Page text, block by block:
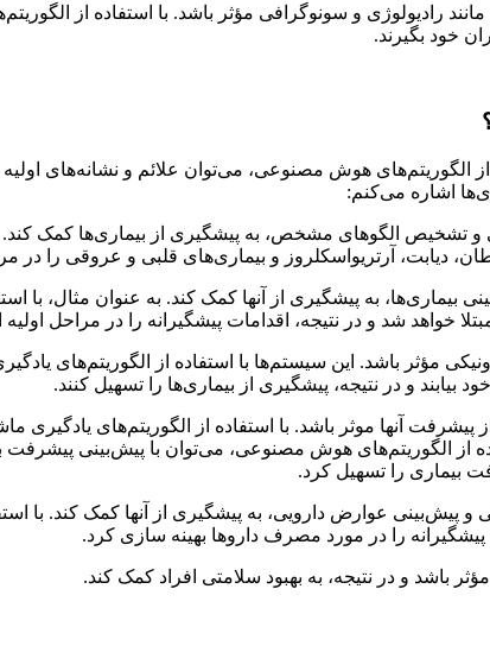
رادیولوژی و سونوگرافی مؤثر باشد. با استفاده از
خود بگیرند.
الگوریتم‌های هوش مصنوعی، می‌توان علائم و نشانه‌های اولیه
اشاره می‌کنم:
الگوهای مشخص، به پیشگیری از بیماری‌ها کمک کند.
آرتریواسکلروز و بیماری‌های قلبی و عروقی را در
به پیشگیری از آنها کمک کند. به عنوان مثال، با
شد و در نتیجه، اقدامات پیشگیرانه را در مراحل اولیه
باشد. این سیستم‌ها با استفاده از الگوریتم‌های
و در نتیجه، پیشگیری از بیماری‌ها را تسهیل کنند.
آنها موثر باشد. با استفاده از الگوریتم‌های یادگیری
از الگوریتم‌های هوش مصنوعی، می‌توان با پیش‌بینی
بیماری را تسهیل کرد.
پیش‌بینی عوارض دارویی، به پیشگیری از آنها کمک کند. با
را در مورد مصرف داروها بهینه سازی کرد.
و در نتیجه، به بهبود سلامتی افراد کمک کند.